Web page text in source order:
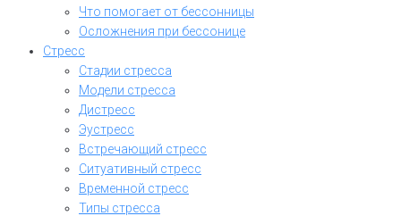
Что помогает от бессонницы
Осложнения при бессонице
Стресс
Стадии стресса
Модели стресса
Дистресс
Эустресс
Встречающий стресс
Ситуативный стресс
Временной стресс
Типы стресса